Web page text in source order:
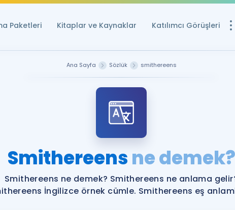
Paketleri Kitaplar ve Kaynaklar Katılımcı Görüşleri
Ücretsiz
YDS ve YÖKDİL
YDS ve YÖKDİL'e
Ana Sayfa Sözlük smithereens
Smithereensne demek?
Smithereens ne demek? Smithereens ne anlama
İngilizce örnek cümle. Smithereens eş